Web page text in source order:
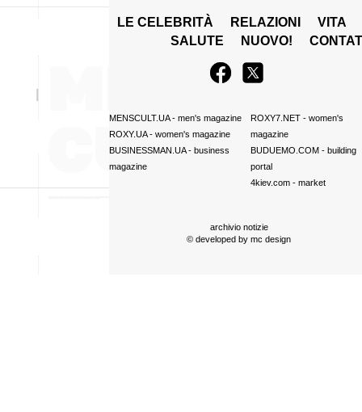
LE CELEBRITÀ RELAZIONI
VITA
SALUTE
NUOVO!
MENSCULT.UA- men's magazine
ROXY.UA- women's magazine
BUSINESSMAN.UA- business
magazine
ROXY7.NET- women's
magazine
BUDUEMO.COM- building
portal
4kiev.com- market
archivio notizie
© developed by mc design